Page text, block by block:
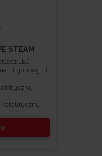
STEAM
LED
gotowymi